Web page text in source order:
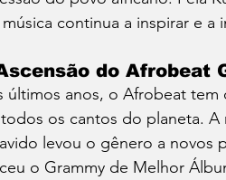
música continua a inspirar e a
do Afrobeat
últimos anos, o Afrobeat
os cantos do planeta. A
levou o gênero a novos
o Grammy de Melhor